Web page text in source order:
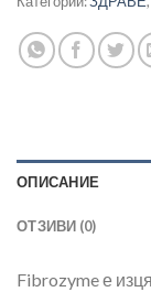
ОПИСАНИЕ
ОТЗИВИ (0)
Fibrozyme е